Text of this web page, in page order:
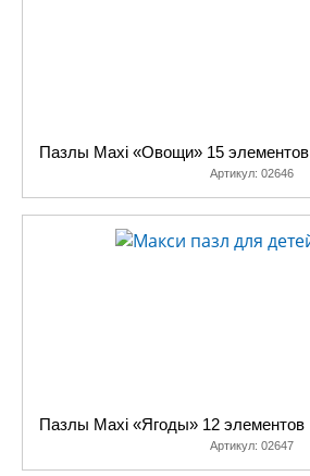
Пазлы Maxi «Овощи» 15 элементов
Артикул: 02646
Пазлы Maxi «Ягоды» 12 элементов
Артикул: 02647